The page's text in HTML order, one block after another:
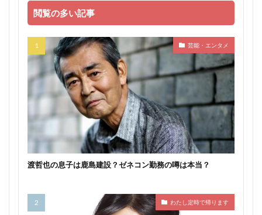
閲覧の多い記事
芸能・エンタメ
渡哲也の息子は鹿島建設？ゼネコン勤務の噂は本当？
わたし定時で帰ります